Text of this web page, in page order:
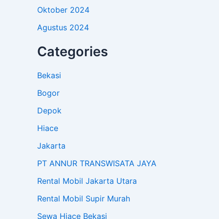
Oktober 2024
Agustus 2024
Categories
Bekasi
Bogor
Depok
Hiace
Jakarta
PT ANNUR TRANSWISATA JAYA
Rental Mobil Jakarta Utara
Rental Mobil Supir Murah
Sewa Hiace Bekasi